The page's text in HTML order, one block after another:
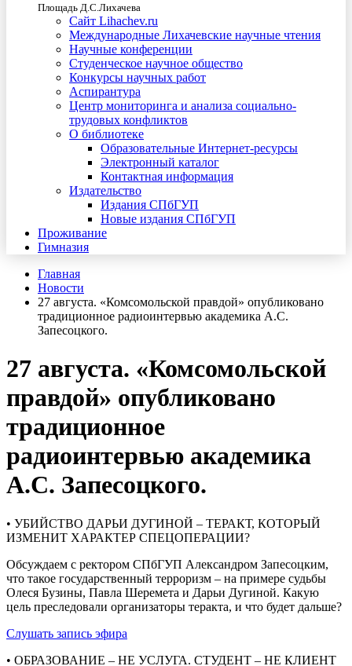
Площадь Д.С.Лихачева
Сайт Lihachev.ru
Международные Лихачевские научные чтения
Научные конференции
Студенческое научное общество
Конкурсы научных работ
Аспирантура
Центр мониторинга и анализа социально-
трудовых конфликтов
О библиотеке
Образовательные Интернет-ресурсы
Электронный каталог
Контактная информация
Издательство
Издания СПбГУП
Новые издания СПбГУП
Проживание
Гимназия
Главная
Новости
27 августа. «Комсомольской правдой» опубликовано
традиционное радиоинтервью академика А.С.
Запесоцкого.
27 августа. «Комсомольской
правдой» опубликовано
традиционное
радиоинтервью академика
А.С. Запесоцкого.
• УБИЙСТВО ДАРЬИ ДУГИНОЙ – ТЕРАКТ, КОТОРЫЙ
ИЗМЕНИТ ХАРАКТЕР СПЕЦОПЕРАЦИИ?
Обсуждаем с ректором СПбГУП Александром Запесоцким,
что такое государственный терроризм – на примере судьбы
Олеся Бузины, Павла Шеремета и Дарьи Дугиной. Какую
цель преследовали организаторы теракта, и что будет дальше?
Слушать запись эфира
• ОБРАЗОВАНИЕ – НЕ УСЛУГА. СТУДЕНТ – НЕ КЛИЕНТ